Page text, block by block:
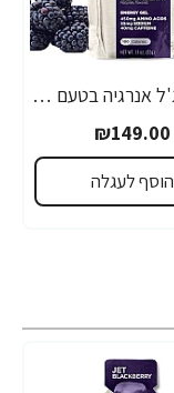
GU גו ג'ל אנרגיה בטעם פטל שחור 32 גרם - 24 יחידות
₪149.00
הוסף לעגלה